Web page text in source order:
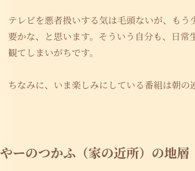
テレビを悪者扱いする気は毛頭ないが、も
要かな、と思います。そういう自分も、日
観てしまいがちです。
ちなみに、いま楽しみにしている番組は朝の
やーのつかふ（家の近所）の地層